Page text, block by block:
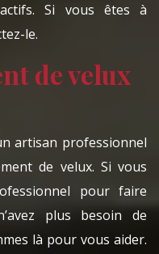
Si vous êtes à
le.
de velux
artisan professionnel
de velux. Si vous
pour faire
plus besoin de
là pour vous aider.